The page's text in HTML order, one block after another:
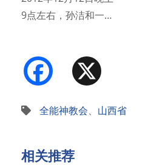
9点左右，孙洁和一…
Facebook
全能神教会、 山西省
相关推荐